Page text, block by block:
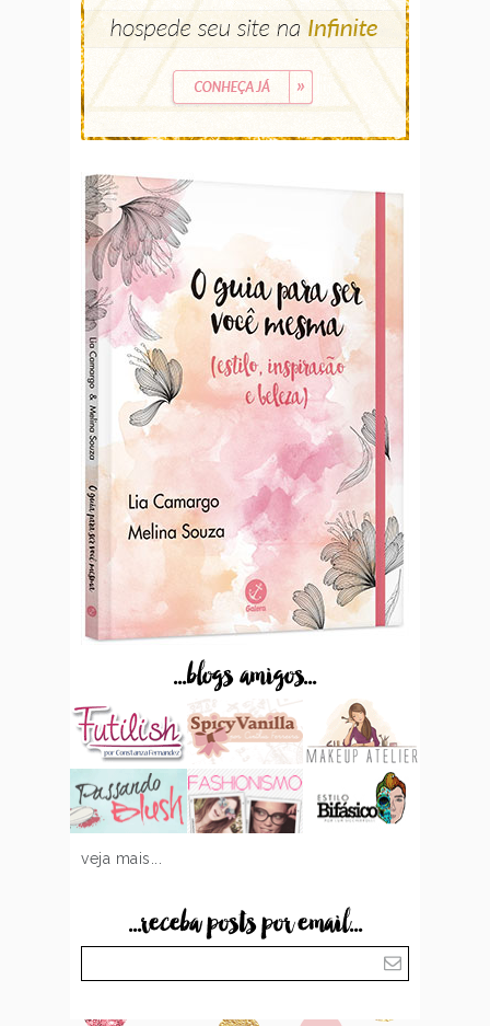
...blogs amigos...
veja mais...
...receba posts por email...